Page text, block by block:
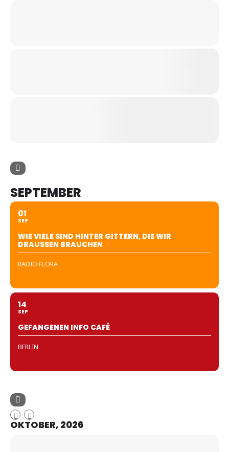
SEPTEMBER
01
SEP
WIE VIELE SIND HINTER GITTERN, DIE WIR
DRAUSSEN BRAUCHEN
RADIO FLORA
14
SEP
GEFANGENEN INFO CAFÉ
BERLIN
OKTOBER, 2026